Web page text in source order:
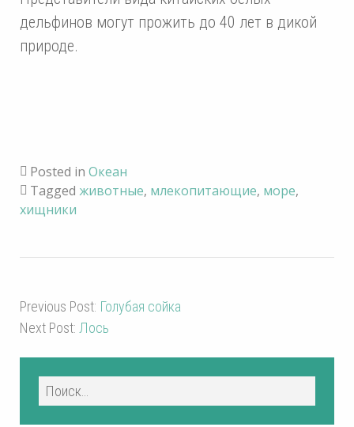
дельфинов могут прожить до 40 лет в дикой
природе.
Posted in Океан
Tagged животные, млекопитающие, море,
хищники
Previous Post: Голубая сойка
Next Post: Лось